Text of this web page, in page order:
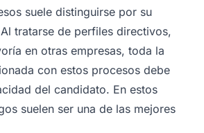
suele distinguirse por su
tratarse de perfiles directivos,
en otras empresas, toda la
con estos procesos debe
del candidato. En estos
suelen ser una de las mejores